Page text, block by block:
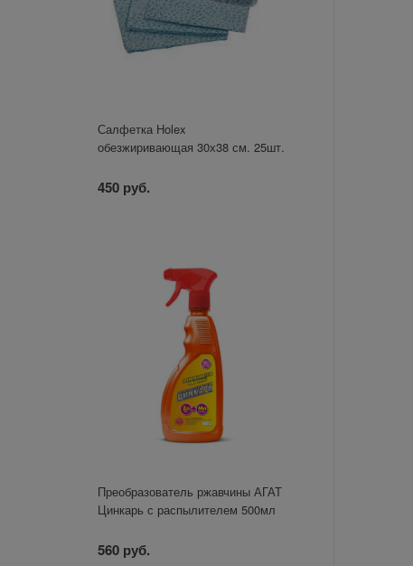
Салфетка Holex
обезжиривающая 30х38 см. 25шт.
450 руб.
Преобразователь ржавчины АГАТ
Цинкарь с распылителем 500мл
560 руб.